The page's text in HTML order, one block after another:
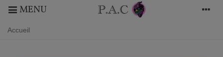
MENU
Accueil